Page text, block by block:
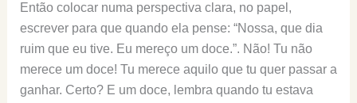
Então colocar numa perspectiva clara, no papel,
escrever para que quando ela pense: “Nossa, que dia
ruim que eu tive. Eu mereço um doce.”. Não! Tu não
merece um doce! Tu merece aquilo que tu quer passar a
ganhar. Certo? E um doce, lembra quando tu estava